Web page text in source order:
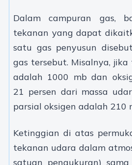
Dalam campuran gas,
tekanan yang dapat
satu gas penyusun
gas tersebut. Misalnya,
adalah 1000 mb dan
21 persen dari massa
parsial oksigen adalah 210
Ketinggian di atas
tekanan udara dalam
satuan pengukuran)